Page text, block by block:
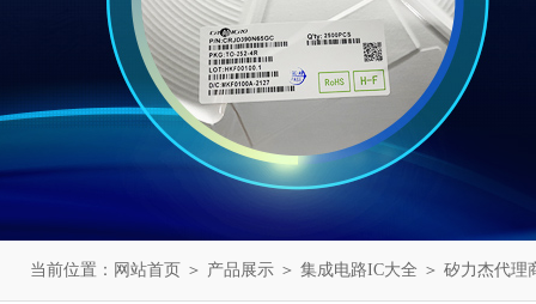
当前位置： 网站首页 ＞ 产品展示 ＞ 集成电路IC大全 ＞ 矽力杰代理